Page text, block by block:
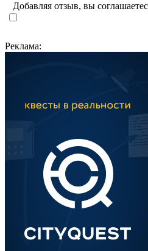
Добавляя отзыв, вы
Реклама: